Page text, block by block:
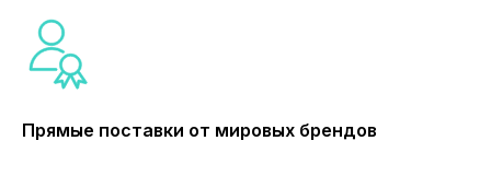
Прямые поставки от мировых брендов